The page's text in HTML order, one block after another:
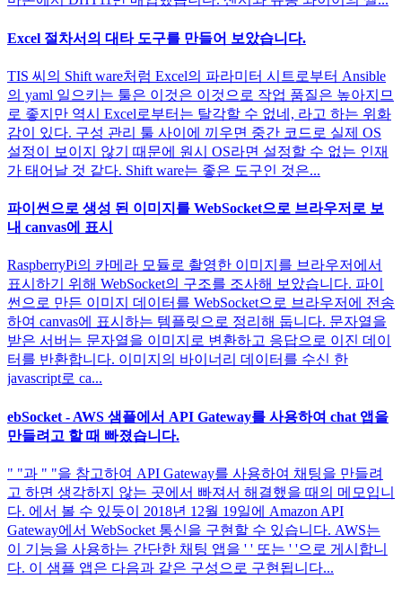
Excel 절차서의 대타 도구를 만들어 보았습니다.
TIS 씨의 Shift ware처럼 Excel의 파라미터 시트로부터 Ansible
의 yaml 일으키는 툴은 이것은 이것으로 작업 품질은 높아지므
로 좋지만 역시 Excel로부터는 탈각할 수 없네, 라고 하는 위화
감이 있다. 구성 관리 툴 사이에 끼우면 중간 코드로 실제 OS
설정이 보이지 않기 때문에 원시 OS라면 설정할 수 없는 인재
가 태어날 것 같다. Shift ware는 좋은 도구인 것은...
파이썬으로 생성 된 이미지를 WebSocket으로 브라우저로 보
내 canvas에 표시
RaspberryPi의 카메라 모듈로 촬영한 이미지를 브라우저에서
표시하기 위해 WebSocket의 구조를 조사해 보았습니다. 파이
썬으로 만든 이미지 데이터를 WebSocket으로 브라우저에 전송
하여 canvas에 표시하는 템플릿으로 정리해 둡니다. 문자열을
받은 서버는 문자열을 이미지로 변환하고 응답으로 이진 데이
터를 반환합니다. 이미지의 바이너리 데이터를 수신 한
javascript로 ca...
ebSocket - AWS 샘플에서 API Gateway를 사용하여 chat 앱을
만들려고 할 때 빠졌습니다.
" "과 " "을 참고하여 API Gateway를 사용하여 채팅을 만들려
고 하면 생각하지 않는 곳에서 빠져서 해결했을 때의 메모입니
다. 에서 볼 수 있듯이 2018년 12월 19일에 Amazon API
Gateway에서 WebSocket 통신을 구현할 수 있습니다. AWS는
이 기능을 사용하는 간단한 채팅 앱을 ' ' 또는 ' '으로 게시합니
다. 이 샘플 앱은 다음과 같은 구성으로 구현됩니다...